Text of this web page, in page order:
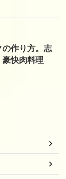
の作り方。志
快肉料理